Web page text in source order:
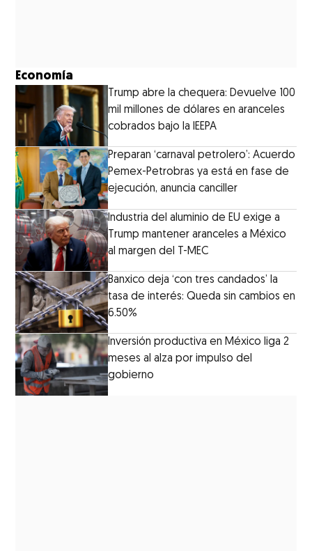
Economía
Trump abre la chequera: Devuelve 100
mil millones de dólares en aranceles
cobrados bajo la IEEPA
Preparan ‘carnaval petrolero’: Acuerdo
Pemex-Petrobras ya está en fase de
ejecución, anuncia canciller
Industria del aluminio de EU exige a
Trump mantener aranceles a México
al margen del T-MEC
Banxico deja ‘con tres candados’ la
tasa de interés: Queda sin cambios en
6.50%
Inversión productiva en México liga 2
meses al alza por impulso del
gobierno